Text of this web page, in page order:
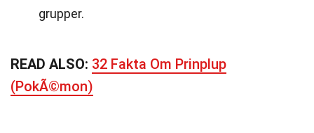
grupper.
READ ALSO: 32 Fakta Om Prinplup
(PokÃ©mon)